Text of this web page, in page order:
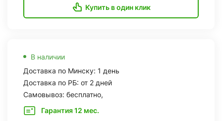
Купить в один клик
В наличии
Доставка по Минску: 1 день
Доставка по РБ: от 2 дней
Самовывоз: бесплатно,
Гарантия 12 мес.